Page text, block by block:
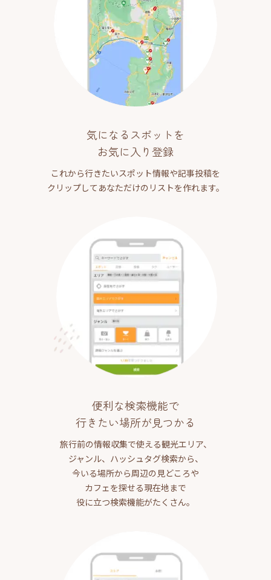
気になるスポットを
お気に入り登録
これから行きたいスポット情報や記事投稿を
クリップしてあなただけのリストを作れます。
便利な検索機能で
行きたい場所が見つかる
旅行前の情報収集で使える観光エリア、
ジャンル、ハッシュタグ検索から、
今いる場所から周辺の見どころや
カフェを探せる現在地まで
役に立つ検索機能がたくさん。